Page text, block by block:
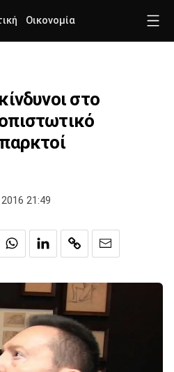
Οικονομία
στο
21:49